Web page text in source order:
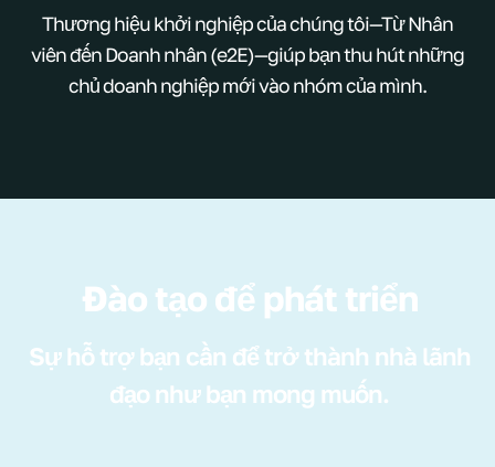
Thương hiệu khởi nghiệp của chúng tôi—Từ Nhân
viên đến Doanh nhân (e2E)—giúp bạn thu hút những
chủ doanh nghiệp mới vào nhóm của mình.
Đào tạo để phát triển
Sự hỗ trợ bạn cần để trở thành nhà lãnh
đạo như bạn mong muốn.